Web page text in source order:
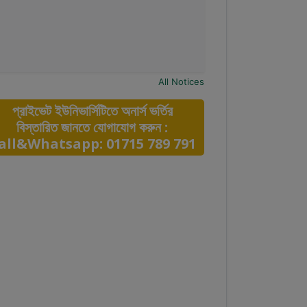
All Notices
প্রাইভেট ইউনিভার্সিটিতে অনার্স ভর্তির
বিস্তারিত জানতে যোগাযোগ করুন :
01715 789 791